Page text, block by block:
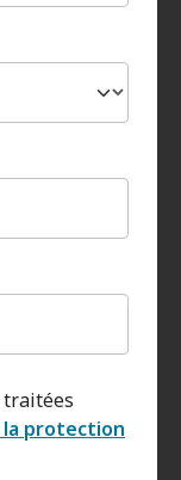
traitées
protection